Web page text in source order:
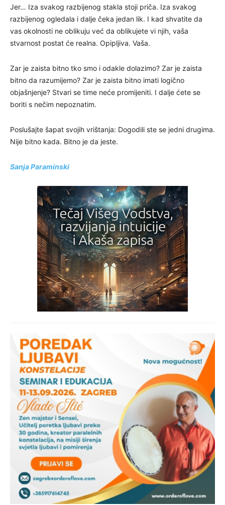
Jer… Iza svakog razbijenog stakla stoji priča. Iza svakog
razbijenog ogledala i dalje čeka jedan lik. I kad shvatite da
vas okolnosti ne oblikuju već da oblikujete vi njih, vaša
stvarnost postat će realna. Opipljiva. Vaša.
Zar je zaista bitno tko smo i odakle dolazimo? Zar je zaista
bitno da razumijemo? Zar je zaista bitno imati logično
objašnjenje? Stvari se time neće promijeniti. I dalje ćete se
boriti s nečim nepoznatim.
Poslušajte šapat svojih vrištanja: Dogodili ste se jedni drugima.
Nije bitno kada. Bitno je da jeste.
Sanja Paraminski